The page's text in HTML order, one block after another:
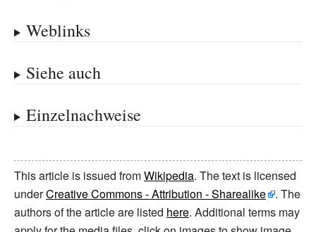
Weblinks
Siehe auch
Einzelnachweise
This article is issued fromWikipedia. The text is licensed
underCreative Commons - Attribution - Sharealike
. The
authors of the article are listed here. Additional terms may